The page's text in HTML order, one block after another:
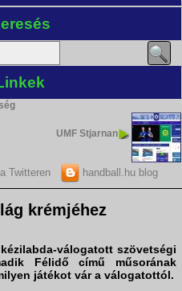
UMF Stjarnan
Twitteren handball.hu blog
krémjéhez
válogatott szövetségi
Félidő című műsorának
játékot vár a válogatottól.